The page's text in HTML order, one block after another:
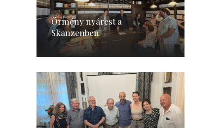
Örmény nyárest a
Skanzenben